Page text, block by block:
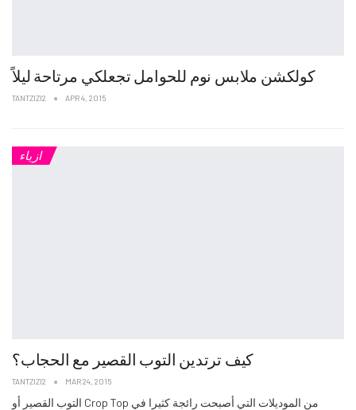
كولكشن ملابس نوم للحوامل تجعلكي مرتاحة ليلاً
TANTZIZI2 APR 4, 2015
ازياء
كيف ترتدين التوب القصير مع الحجاب؟
TANTZIZI2 MAR 24, 2015
التوب القصير أو Crop Top من الموديلات التي أصبحت رائجة كثيرا في